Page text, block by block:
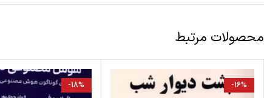
محصولات مرتبط
-16%
-18%